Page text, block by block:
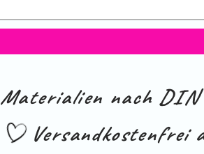
Materialien nach DIN
Versandkostenfrei